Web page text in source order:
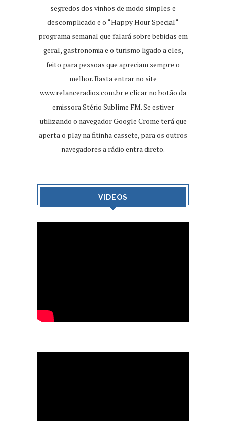
segredos dos vinhos de modo simples e
descomplicado e o “Happy Hour Special“
programa semanal que falará sobre bebidas em
geral, gastronomia e o turismo ligado a eles,
feito para pessoas que apreciam sempre o
melhor. Basta entrar no site
www.relanceradios.com.bre clicar no botão da
emissora Stério Sublime FM. Se estiver
utilizando o navegador Google Crome terá que
aperta o play na fitinha cassete, para os outros
navegadores a rádio entra direto.
VIDEOS